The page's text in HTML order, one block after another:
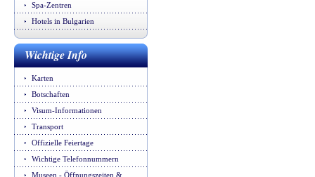
Spa-Zentren
Hotels in Bulgarien
Wichtige Info
Karten
Botschaften
Visum-Informationen
Transport
Offizielle Feiertage
Wichtige Telefonnummern
Museen - Öffnungszeiten &